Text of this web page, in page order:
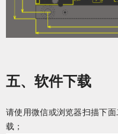
五、软件下载
请使用微信或浏览器扫描下
载；